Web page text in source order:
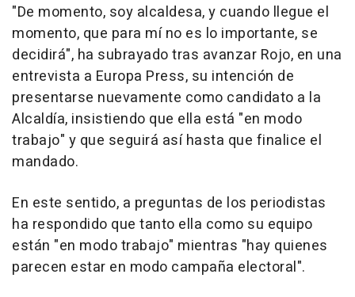
"De momento, soy alcaldesa, y cuando llegue el
momento, que para mí no es lo importante, se
decidirá", ha subrayado tras avanzar Rojo, en una
entrevista a Europa Press, su intención de
presentarse nuevamente como candidato a la
Alcaldía, insistiendo que ella está "en modo
trabajo" y que seguirá así hasta que finalice el
mandado.
En este sentido, a preguntas de los periodistas
ha respondido que tanto ella como su equipo
están "en modo trabajo" mientras "hay quienes
parecen estar en modo campaña electoral".